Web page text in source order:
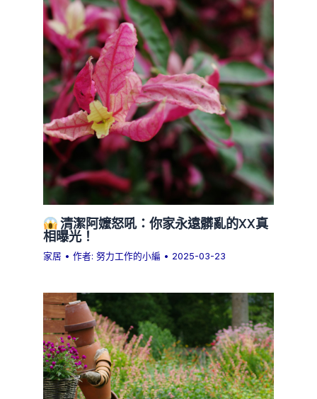
清潔阿嬤怒吼：你家永遠髒亂的XX真
相曝光！
家居 • 作者:努力工作的小編 • 2025-03-23